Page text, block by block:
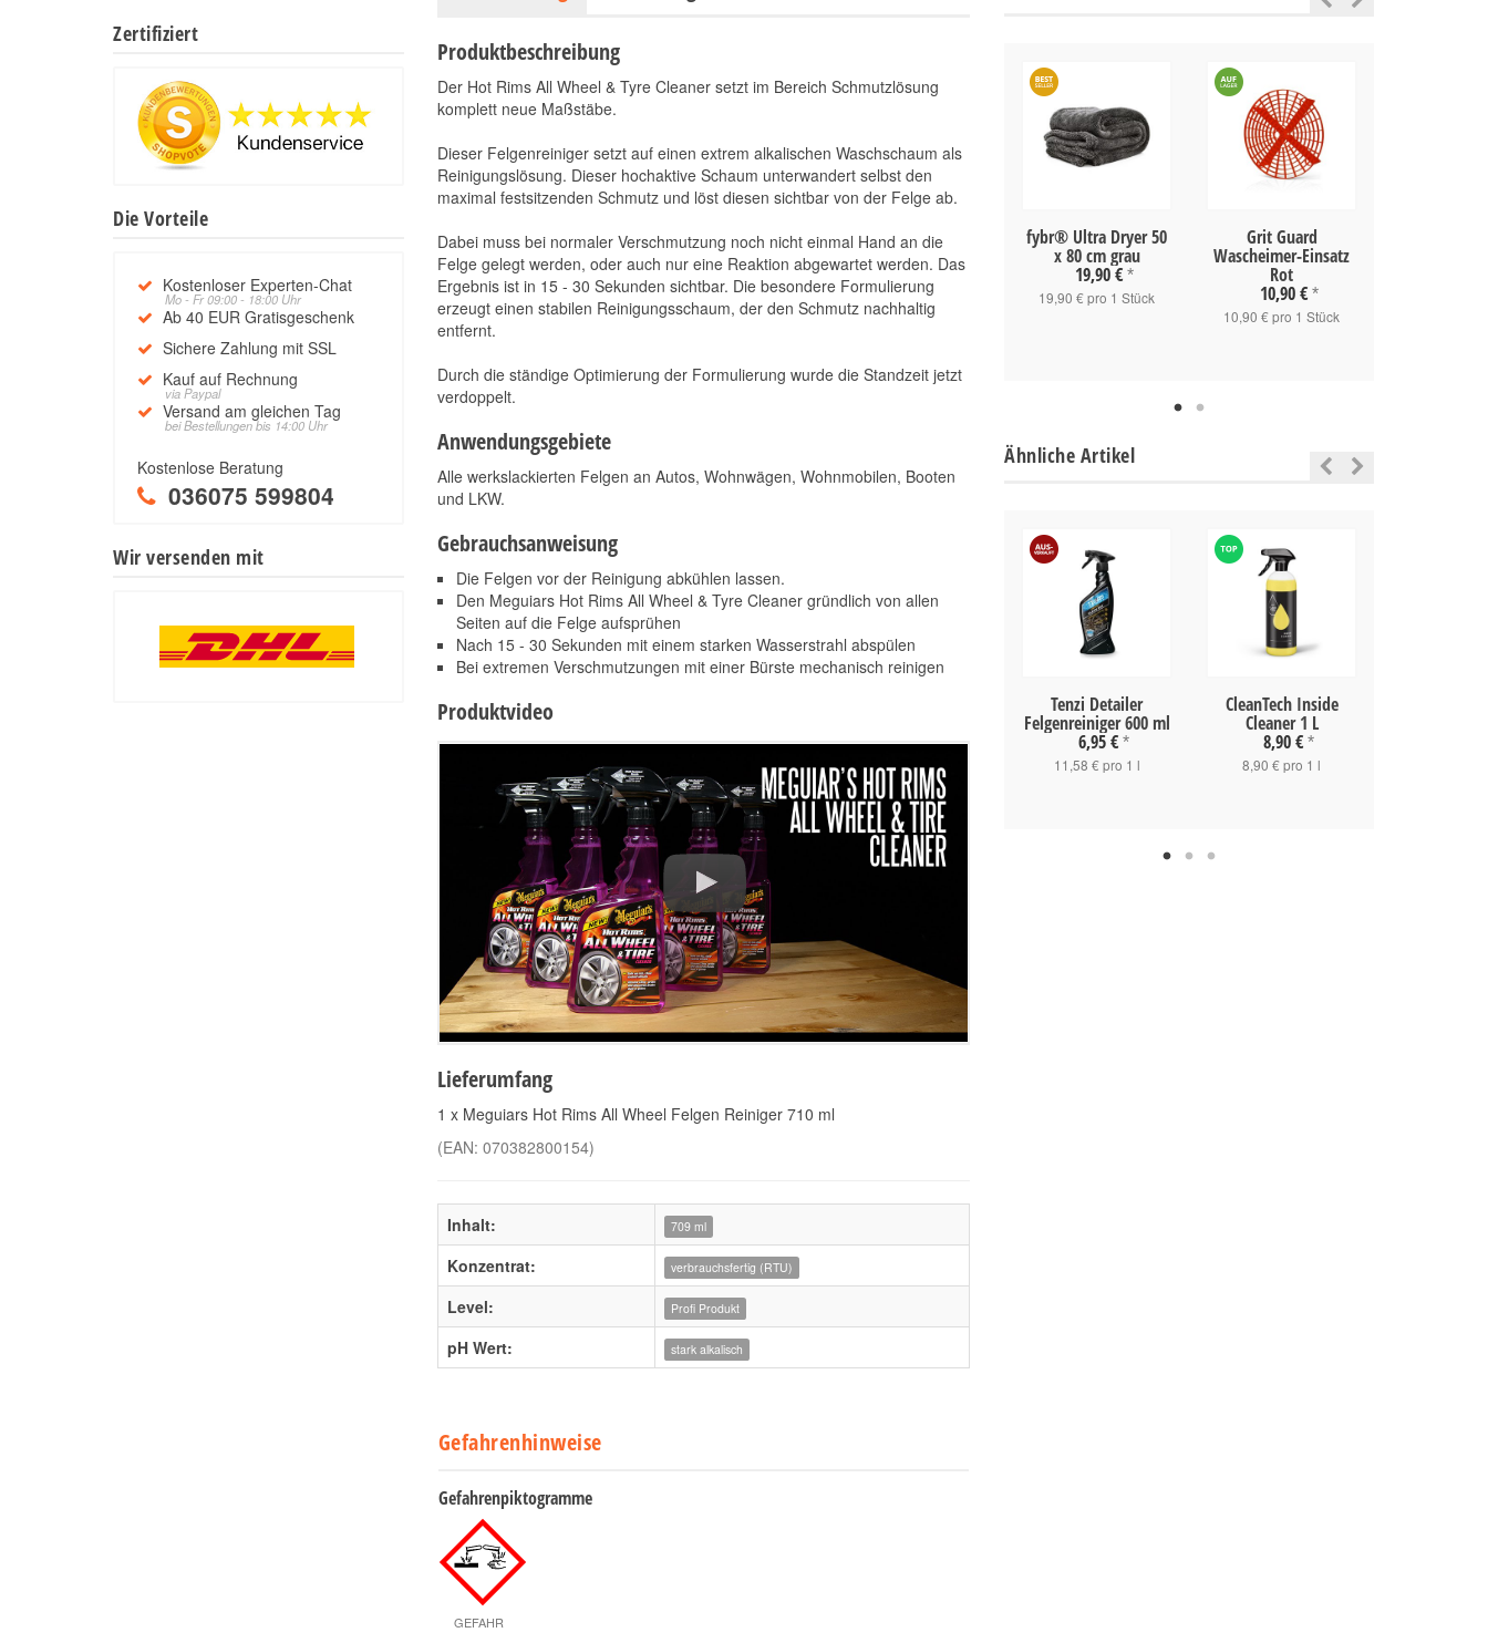
Produktbeschreibung
Der Hot Rims All Wheel & Tyre Cleaner setzt im Bereich Schmutzlösung
komplett neue Maßstäbe.
Dieser Felgenreiniger setzt auf einen extrem alkalischen Waschschaum als
Reinigungslösung. Dieser hochaktive Schaum unterwandert selbst den
maximal festsitzenden Schmutz und löst diesen sichtbar von der Felge ab.
Dabei muss bei normaler Verschmutzung noch nicht einmal Hand an die
Felge gelegt werden, oder auch nur eine Reaktion abgewartet werden. Das
Ergebnis ist in 15 - 30 Sekunden sichtbar. Die besondere Formulierung
erzeugt einen stabilen Reinigungsschaum, der den Schmutz nachhaltig
entfernt.
Durch die ständige Optimierung der Formulierung wurde die Standzeit jetzt
verdoppelt.
Anwendungsgebiete
Alle werkslackierten Felgen an Autos, Wohnwägen, Wohnmobilen, Booten
und LKW.
Gebrauchsanweisung
Die Felgen vor der Reinigung abkühlen lassen.
Den Meguiars Hot Rims All Wheel & Tyre Cleaner gründlich von allen
Seiten auf die Felge aufsprühen
Nach 15 - 30 Sekunden mit einem starken Wasserstrahl abspülen
Bei extremen Verschmutzungen mit einer Bürste mechanisch reinigen
Produktvideo
Lieferumfang
1 x Meguiars Hot Rims All Wheel Felgen Reiniger 710 ml
(EAN: 070382800154)
Inhalt: 709 ml
Konzentrat: verbrauchsfertig (RTU)
Level: Profi Produkt
pH Wert: stark alkalisch
Gefahrenhinweise
Gefahrenpiktogramme
GEFAHR
Grit Guard
Wascheimer-Einsatz
Rot
10,90 € *
10,90 € pro 1 Stück
Magic Bucket MB 3.5
GAL Black
9,90 € *
9,90 € pro 1 Stück
fybr® Ultra Dryer 50
x 80 cm grau
19,90 € *
19,90 € pro 1 Stück
Grit Guard
Wascheimer-Einsatz
Rot
10,90 € *
10,90 € pro 1 Stück
Ähnliche Artikel
3,58 € pro 1 l
24,90 € pro 1 l
Tenzi Detailer
Felgenreiniger 600 ml
6,95 € *
11,58 € pro 1 l
CleanTech Inside
Cleaner 1 L
8,90 € *
8,90 € pro 1 l
Zertifiziert
Die Vorteile
Kostenloser Experten-Chat
Mo - Fr 09:00 - 18:00 Uhr
Ab 40 EUR Gratisgeschenk
Sichere Zahlung mit SSL
Kauf auf Rechnung
via Paypal
Versand am gleichen Tag
bei Bestellungen bis 14:00 Uhr
Kostenlose Beratung
036075 599804
Wir versenden mit